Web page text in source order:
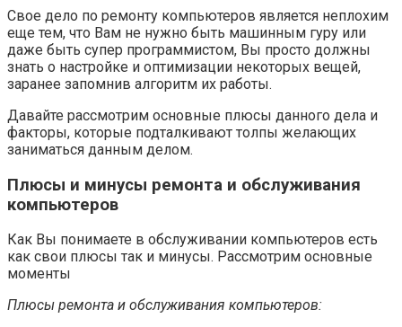
Свое дело по ремонту компьютеров является неплохим
еще тем, что Вам не нужно быть машинным гуру или
даже быть супер программистом, Вы просто должны
знать о настройке и оптимизации некоторых вещей,
заранее запомнив алгоритм их работы.
Давайте рассмотрим основные плюсы данного дела и
факторы, которые подталкивают толпы желающих
заниматься данным делом.
Плюсы и минусы ремонта и обслуживания
компьютеров
Как Вы понимаете в обслуживании компьютеров есть
как свои плюсы так и минусы. Рассмотрим основные
моменты
Плюсы ремонта и обслуживания компьютеров: